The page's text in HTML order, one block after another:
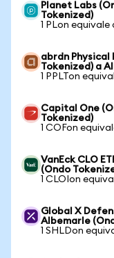
Planet Labs
Tokenized)
1 PLon equivale
abrdn Physical
Tokenized) a
1 PPLTon
Capital One
Tokenized)
1 COFon
VanEck CLO
(Ondo
1 CLOIon
Global X
Albemarle
1 SHLDon